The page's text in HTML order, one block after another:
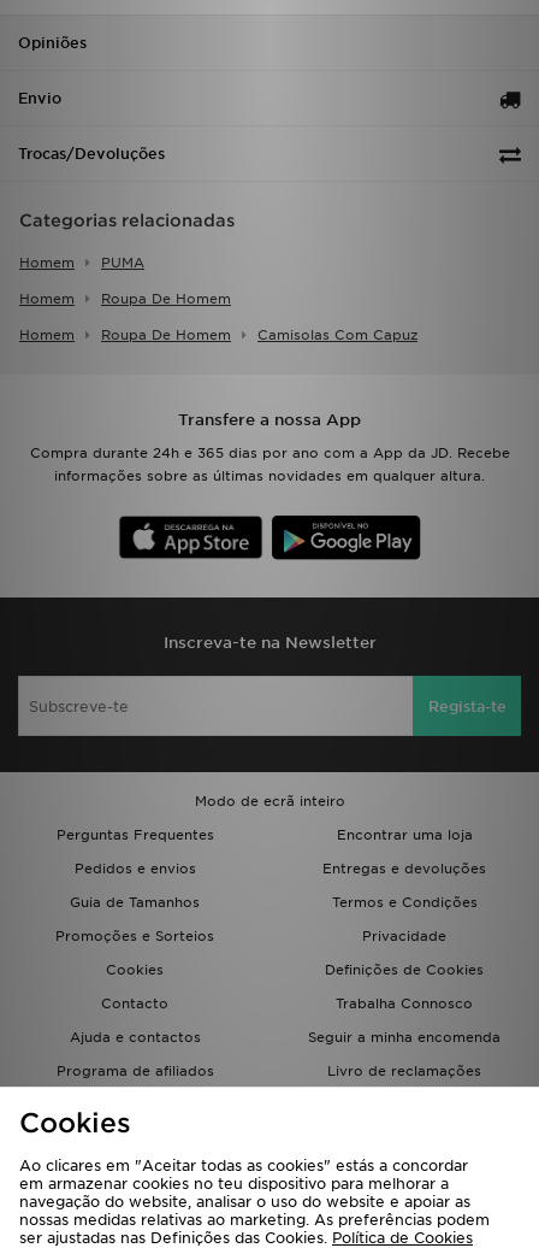
Opiniões
Envio
Trocas/Devoluções
Categorias relacionadas
Homem PUMA
Homem Roupa De Homem
Homem Roupa De Homem Camisolas Com Capuz
Transfere a nossa App
Compra durante 24h e 365 dias por ano com a App da JD. Recebe
informações sobre as últimas novidades em qualquer altura.
Inscreva-te na Newsletter
Regista-te
Modo de ecrã inteiro
Perguntas Frequentes
Encontrar uma loja
Pedidos e envios
Entregas e devoluções
Guia de Tamanhos
Termos e Condições
Promoções e Sorteios
Privacidade
Cookies
Definições de Cookies
Contacto
Trabalha Connosco
Ajuda e contactos
Seguir a minha encomenda
Programa de afiliados
Livro de reclamações
Cookies
Ao clicares em "Aceitar todas as cookies" estás a concordar
em armazenar cookies no teu dispositivo para melhorar a
navegação do website, analisar o uso do website e apoiar as
nossas medidas relativas ao marketing. As preferências podem
ser ajustadas nas Definições das Cookies. Política de Cookies